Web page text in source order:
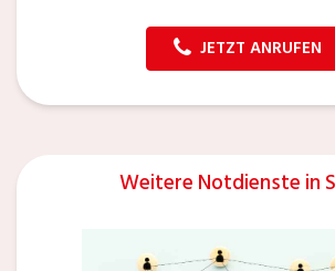
JETZT ANRUFEN
Weitere Notdienste in